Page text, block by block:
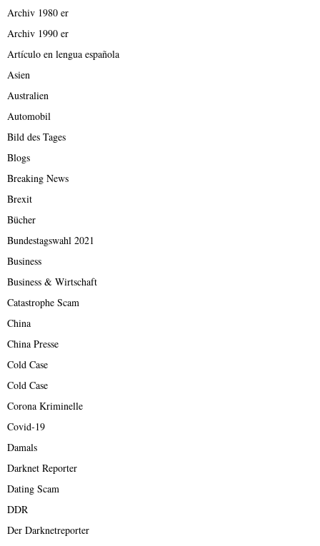
Archiv 1980 er
Archiv 1990 er
Artículo en lengua española
Asien
Australien
Automobil
Bild des Tages
Blogs
Breaking News
Brexit
Bücher
Bundestagswahl 2021
Business
Business & Wirtschaft
Catastrophe Scam
China
China Presse
Cold Case
Cold Case
Corona Kriminelle
Covid-19
Damals
Darknet Reporter
Dating Scam
DDR
Der Darknetreporter